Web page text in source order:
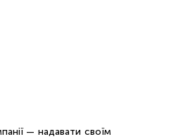
— надавати своїм